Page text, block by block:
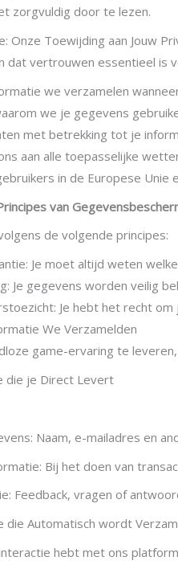
zorgvuldig door te lezen.
Onze Toewijding aan Jouw
dat vertrouwen essentieel is
we verzamelen
we je gegevens
met betrekking tot je
aan alle toepasselijke
in de Europese
van
de volgende principes:
Je moet altijd weten
Je gegevens worden veilig
Je hebt het recht
We Verzamelden
game-ervaring te
die je Direct Levert
Naam, e-mailadres en
Bij het doen van
Feedback, vragen of
die Automatisch wordt
hebt met ons